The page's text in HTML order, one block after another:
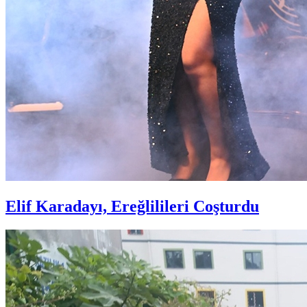
Elif Karadayı, Ereğlilileri Coşturdu